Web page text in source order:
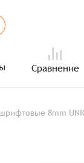
Сравнение
8mm